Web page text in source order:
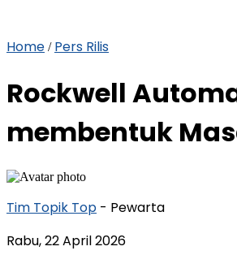
Home / Pers Rilis
Rockwell
membentuk
Tim Topik Top - Pewarta
Rabu, 22 April 2026